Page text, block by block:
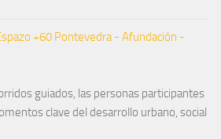
+60 Pontevedra - Afundación -
guiados, las personas participantes
clave del desarrollo urbano, social